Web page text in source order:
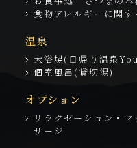
食物アレルギーに関す
温泉
大浴場(日帰り温泉
個室風呂(貸切湯)
オプション
リラクゼーション・マ
サージ